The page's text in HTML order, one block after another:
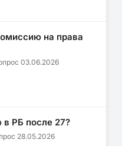
на права
03.06.2026
в РБ после 27?
28.05.2026